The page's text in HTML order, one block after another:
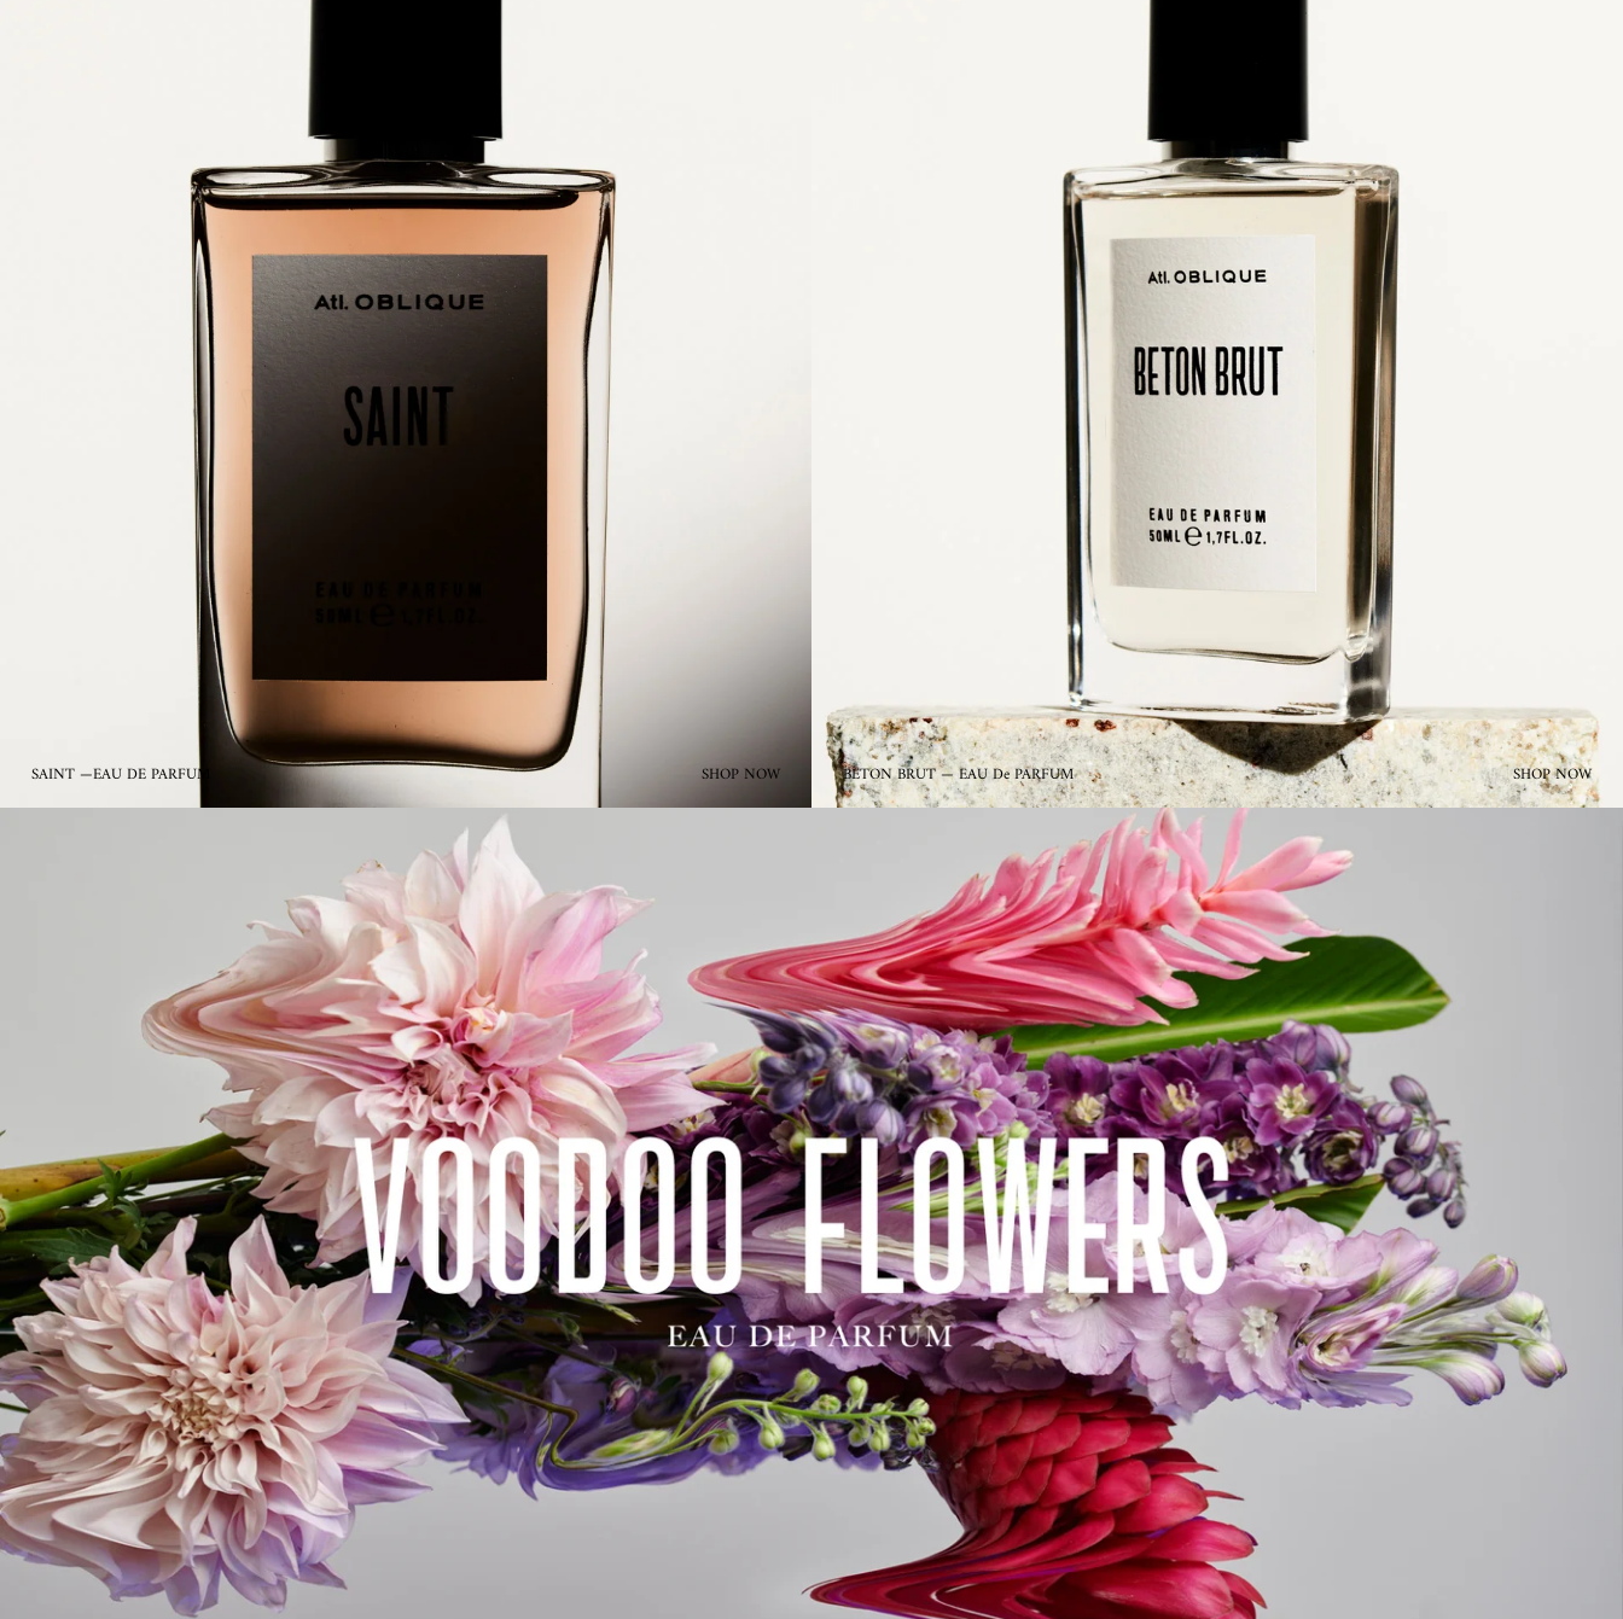
SAINT —EAU DE PARFUM SHOP NOW BETON BRUT — EAU De PARFUM SHOP NOW